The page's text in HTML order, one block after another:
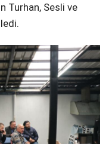
Turhan, Sesli ve